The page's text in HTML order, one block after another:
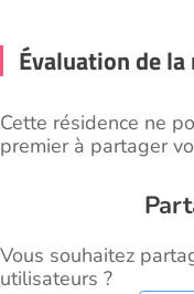
Évaluation de la
Cette résidence ne
premier à partager
Vous souhaitez
utilisateurs ?